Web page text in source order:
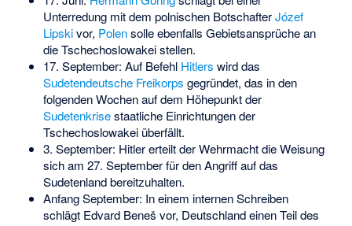
Unterredung mit dem polnischen BotschafterJózef
Lipskivor, Polensolle ebenfalls Gebietsansprüche an
die Tschechoslowakei stellen.
17. September: Auf Befehl Hitlers wird das
Sudetendeutsche Freikorps gegründet, das in den
folgenden Wochen auf dem Höhepunkt der
Sudetenkrisestaatliche Einrichtungen der
Tschechoslowakei überfällt.
3. September: Hitler erteilt der Wehrmacht die Weisung
sich am 27. September für den Angriff auf das
Sudetenland bereitzuhalten.
Anfang September: In einem internen Schreiben
schlägt Edvard Beneš vor, Deutschland einen Teil des